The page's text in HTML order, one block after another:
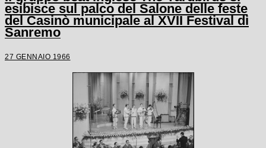
esibisce sul palco del Salone delle feste
del Casinò municipale al XVII Festival di
Sanremo
27 GENNAIO 1966